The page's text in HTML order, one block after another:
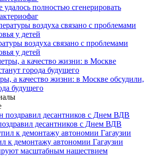
полностью сгенерировать
воздуха связано с проблемами
у детей
а качество жизни: в Москве обсудили,
будущего
десантников с Днем ВДВ
к демонтажу автономии Гагаузии